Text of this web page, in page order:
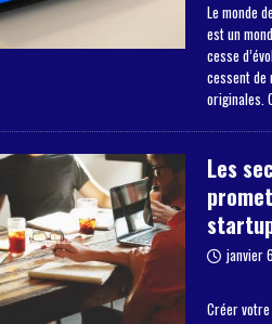
Le monde
est un
cesse
cessent de
originales.
Les
janvier
Créer